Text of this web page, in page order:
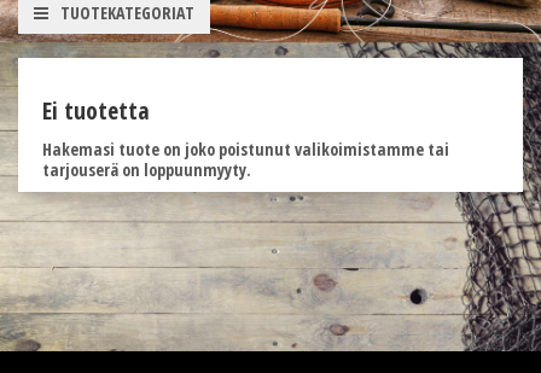
TUOTEKATEGORIAT
Ei tuotetta
Hakemasi tuote on joko poistunut valikoimistamme tai
tarjouserä on loppuunmyyty.